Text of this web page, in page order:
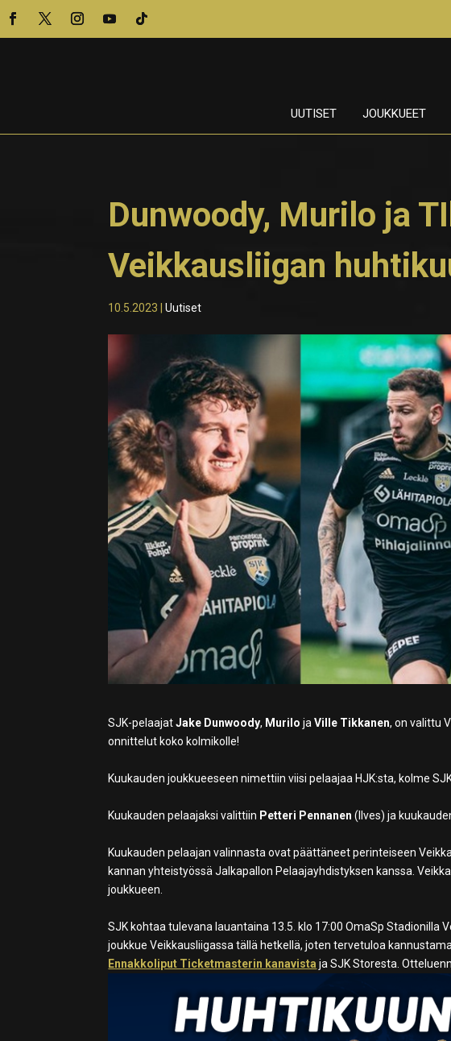
UUTISET JOUKKUEET
Dunwoody, Murilo ja
Veikkausliigan
10.5.2023 |Uutiset
SJK-pelaajatJake Dunwoody, Murilo jaVille Tikkanen, on valittu
onnittelut koko kolmikolle!
Kuukauden joukkueeseen nimettiin viisi pelaajaa HJK:sta, kolme
Kuukauden pelaajaksi valittiin Petteri Pennanen (Ilves) ja
Kuukauden pelaajan valinnasta ovat päättäneet perinteiseen
kannan yhteistyössä Jalkapallon Pelaajayhdistyksen kanssa.
joukkueen.
SJK kohtaa tulevana lauantaina 13.5. klo 17:00 OmaSp Stadionilla
joukkue Veikkausliigassa tällä hetkellä, joten tervetuloa
Ennakkoliput Ticketmasterin kanavista ja SJK Storesta.